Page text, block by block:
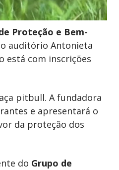
Proteção e Bem-
auditório Antonieta
está com inscrições
pitbull. A fundadora
e apresentará o
da proteção dos
do Grupo de